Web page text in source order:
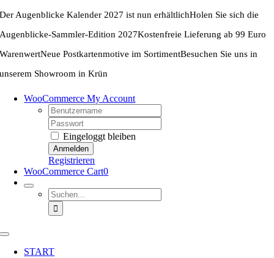
Zum
Inhalt
springen
Der Augenblicke Kalender 2027 ist nun erhältlichHolen Sie sich die
Augenblicke-Sammler-Edition 2027Kostenfreie Lieferung ab 99 Euro
WarenwertNeue Postkartenmotive im SortimentBesuchen Sie uns in
unserem Showroom in Krün
WooCommerce My Account
Username:
Password:
Eingeloggt bleiben
Registrieren
WooCommerce Cart0
Suche
nach:
Toggle
NavigationSTART